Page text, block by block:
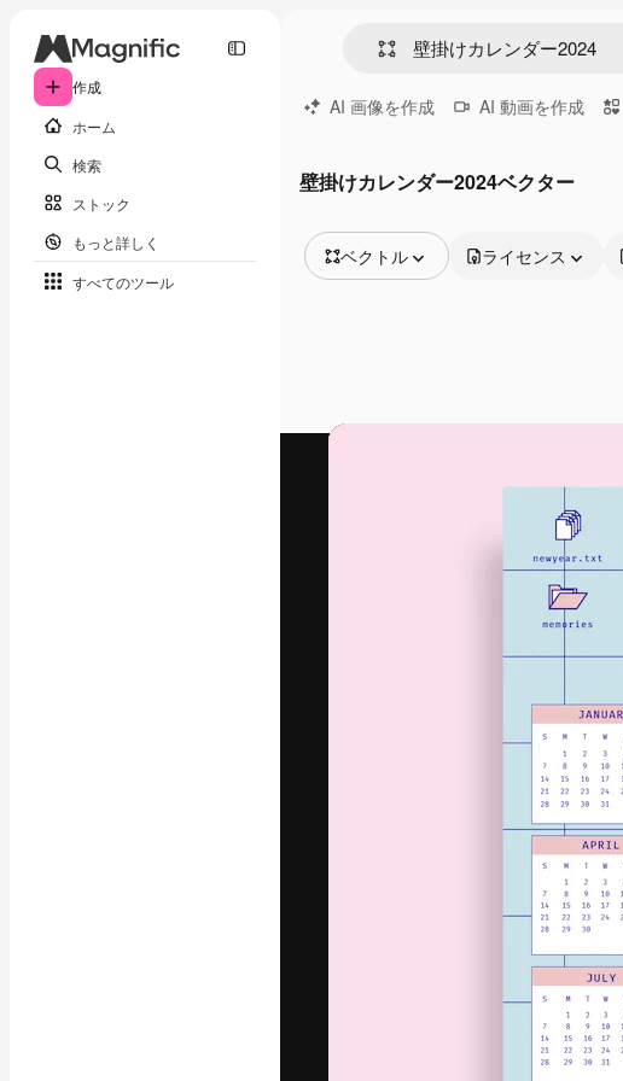
作成
ホーム
検索
ストック
もっと詳しく
すべてのツール
AI 画像を作成 AI 動画を作成
壁掛けカレンダー2024ベクター
ベクトル
動画
ライセンス
最高のクリエイティブ制
ットフォーム。クリエイ
店、スタジオを含む100
2026